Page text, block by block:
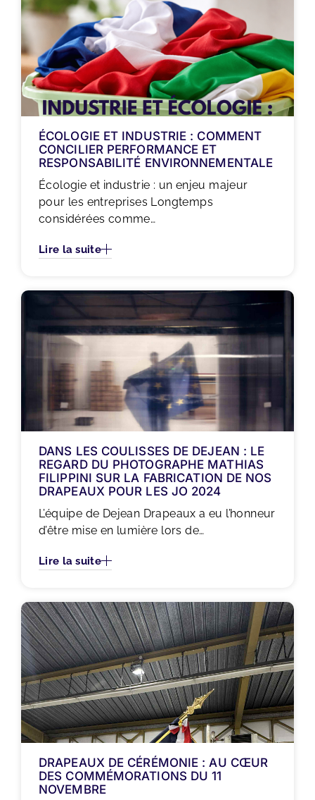
ÉCOLOGIE ET INDUSTRIE : COMMENT
CONCILIER PERFORMANCE ET
RESPONSABILITÉ ENVIRONNEMENTALE
Écologie et industrie : un enjeu majeur
pour les entreprises Longtemps
considérées comme…
Lire la suite
DANS LES COULISSES DE DEJEAN : LE
REGARD DU PHOTOGRAPHE MATHIAS
FILIPPINI SUR LA FABRICATION DE NOS
DRAPEAUX POUR LES JO 2024
L’équipe de Dejean Drapeaux a eu l’honneur
d’être mise en lumière lors de…
Lire la suite
DRAPEAUX DE CÉRÉMONIE : AU CŒUR
DES COMMÉMORATIONS DU 11
NOVEMBRE